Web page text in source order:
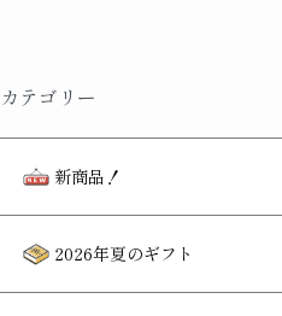
カテゴリー
新商品！
2026年夏のギフト